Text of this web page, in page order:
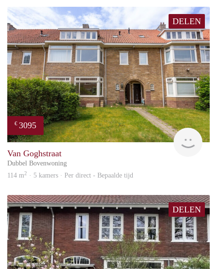
DELEN
€ 3095
Blinq
Van Goghstraat
Dubbel Bovenwoning
114 m2 · 5 kamers · Per direct - Bepaalde tijd
DELEN